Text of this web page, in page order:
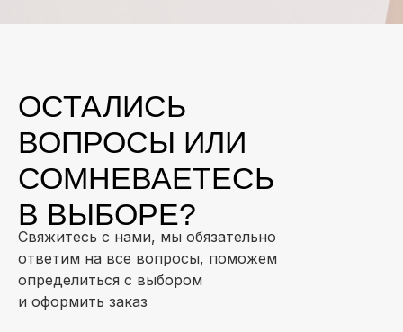
Свяжитесь с нами, мы обязательно
ответим на все вопросы, поможем
определиться с выбором
и оформить заказ
ОСТАЛИСЬ
ВОПРОСЫ ИЛИ
СОМНЕВАЕТЕСЬ
В ВЫБОРЕ?